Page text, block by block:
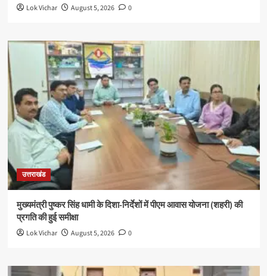
Lok Vichar August 5, 2026 0
उत्तराखंड
मुख्यमंत्री पुष्कर सिंह धामी के दिशा-निर्देशों में पीएम आवास योजना (शहरी) की
प्रगति की हुई समीक्षा
Lok Vichar August 5, 2026 0